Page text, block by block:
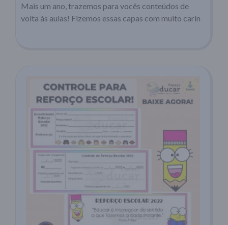
Mais um ano, trazemos para vocês conteúdos de
volta às aulas! Fizemos essas capas com muito carin